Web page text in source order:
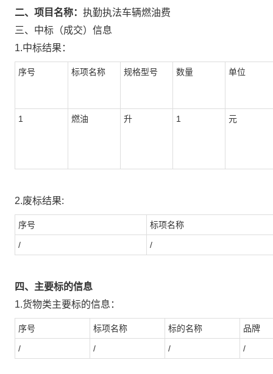
二、项目名称： 执勤执法车辆燃油费
三、中标（成交）信息
1.中标结果：
序号 标项名称 规格型号 数量 单位
1 燃油 升 1 元
2.废标结果:
序号 标项名称
/ /
四、主要标的信息
1.货物类主要标的信息：
序号 标项名称 标的名称 品牌
/ / / /